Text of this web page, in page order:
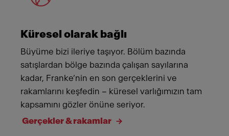
Küresel olarak bağlı
Büyüme bizi ileriye taşıyor. Bölüm bazında
satışlardan bölge bazında çalışan sayılarına
kadar, Franke’nin en son gerçeklerini ve
rakamlarını keşfedin – küresel varlığımızın tam
kapsamını gözler önüne seriyor.
Gerçekler & rakamlar